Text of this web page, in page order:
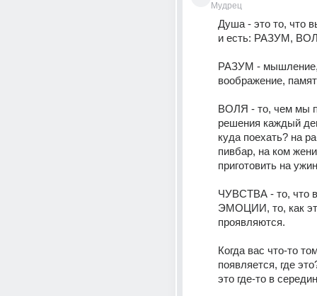
Мудрец
Душа - это то, что
и есть: РАЗУМ,
РАЗУМ -
воображение,
ВОЛЯ - то, чем мы
решения каждый
куда поехать? на
пивбар, на ком
приготовить на
ЧУВСТВА - то, что
ЭМОЦИИ, то, как
проявляются.
Когда вас что-то
появляется, где
это где-то в